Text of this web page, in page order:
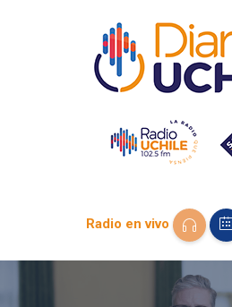
Radio en vivo